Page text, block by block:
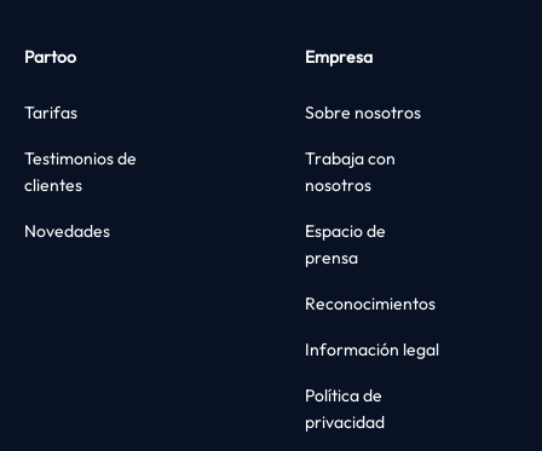
Partoo
Tarifas
Testimonios de
clientes
Novedades
Empresa
Sobre nosotros
Trabaja con
nosotros
Espacio de
prensa
Reconocimientos
Información legal
Política de
privacidad